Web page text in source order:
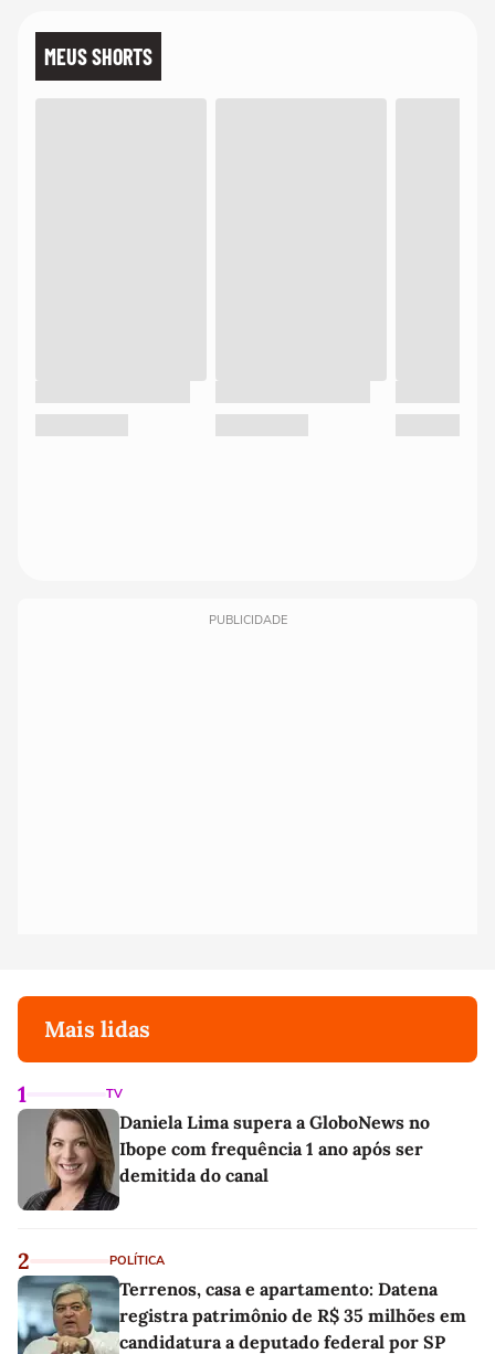
MEUS SHORTS
PUBLICIDADE
Mais lidas
1 TV
Daniela Lima supera a GloboNews no
Ibope com frequência 1 ano após ser
demitida do canal
2 POLÍTICA
Terrenos, casa e apartamento: Datena
registra patrimônio de R$ 35 milhões em
candidatura a deputado federal por SP